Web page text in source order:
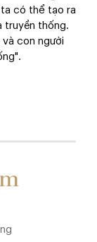
có thể tạo ra
truyền thống.
con người